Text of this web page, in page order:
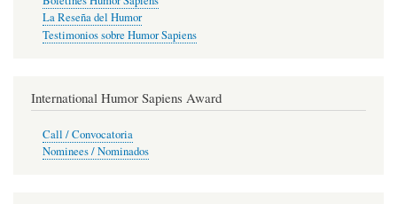
La Reseña del Humor
Testimonios sobre Humor Sapiens
International Humor Sapiens Award
Call / Convocatoria
Nominees / Nominados